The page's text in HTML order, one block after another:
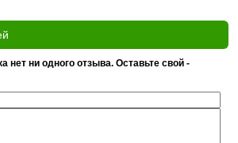
нет ни одного отзыва. Оставьте свой -